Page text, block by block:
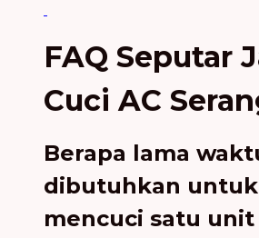
FAQ Seputar
Cuci AC
Berapa lama
dibutuhkan untuk
mencuci satu unit